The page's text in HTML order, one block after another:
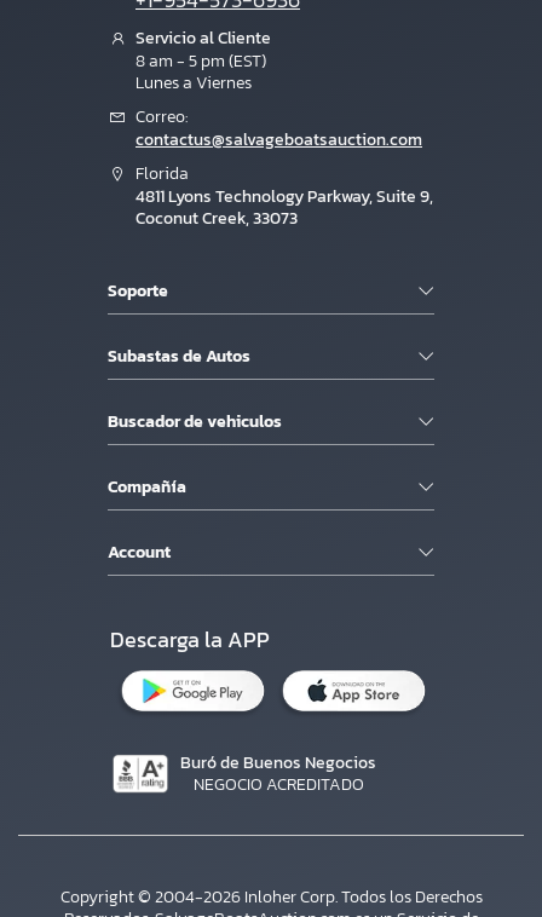
Servicio al Cliente
8 am - 5 pm (EST)
Lunes a Viernes
Correo:
contactus@salvageboatsauction.com
Florida
4811 Lyons Technology Parkway, Suite 9,
Coconut Creek, 33073
Soporte
Subastas de Autos
Buscador de vehiculos
Compañía
Account
Descarga la APP
Buró de Buenos Negocios
NEGOCIO ACREDITADO
Copyright © 2004-2026 Inloher Corp. Todos los Derechos